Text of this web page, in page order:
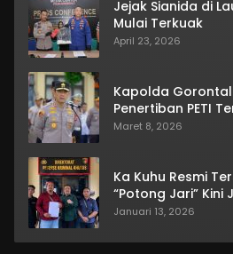
Jejak Sianida di
Mulai Terkuak
April 23, 2026
Kapolda
Penertiban PETI
Maret 8, 2026
Ka Kuhu Resmi
“Potong Jari” Kini
Januari 13, 2026